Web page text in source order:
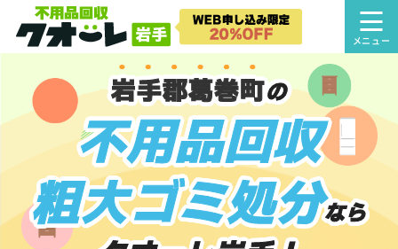
岩手郡葛巻町の
不用品回収
粗大ゴミ処分なら